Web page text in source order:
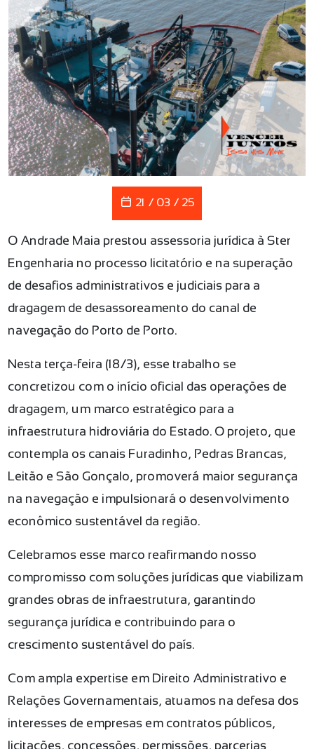
21 / 03 / 25
O Andrade Maia prestou assessoria jurídica à Ster
Engenharia no processo licitatório e na superação
de desafios administrativos e judiciais para a
dragagem de desassoreamento do canal de
navegação do Porto de Porto.
Nesta terça-feira (18/3), esse trabalho se
concretizou com o início oficial das operações de
dragagem, um marco estratégico para a
infraestrutura hidroviária do Estado. O projeto, que
contempla os canais Furadinho, Pedras Brancas,
Leitão e São Gonçalo, promoverá maior segurança
na navegação e impulsionará o desenvolvimento
econômico sustentável da região.
Celebramos esse marco reafirmando nosso
compromisso com soluções jurídicas que viabilizam
grandes obras de infraestrutura, garantindo
segurança jurídica e contribuindo para o
crescimento sustentável do país.
Com ampla expertise em Direito Administrativo e
Relações Governamentais, atuamos na defesa dos
interesses de empresas em contratos públicos,
licitações, concessões, permissões, parcerias